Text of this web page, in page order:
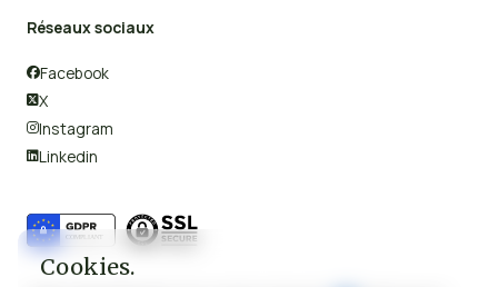
Cookies.
Réseaux sociaux
Facebook
X
Instagram
Linkedin